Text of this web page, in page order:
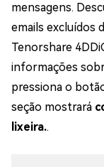
mensagens.
emails excluídos
Tenorshare
informações
pressiona o
seção mostrará
lixeira..